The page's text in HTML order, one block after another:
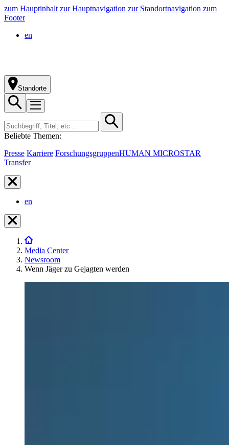
zum Hauptinhalt zur Hauptnavigation zur Standortnavigation zum
Footer
en
Standorte
Beliebte Themen:
Presse Karriere ForschungsgruppenHUMAN MICROSTAR
Transfer
en
Media Center
Newsroom
Wenn Jäger zu Gejagten werden